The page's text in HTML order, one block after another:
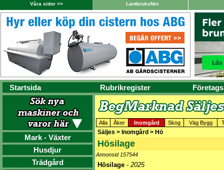
Våra sidor >> LantbruksNet
Startsida Rubrikregister
Mark - Växter
Husdjur
Trädgård
Alla Åker Inomgård Skog Väg Bygg
Säljes > Inomgård > Hö
Hösilage
Annonsid 157544
Hösilage - 2025